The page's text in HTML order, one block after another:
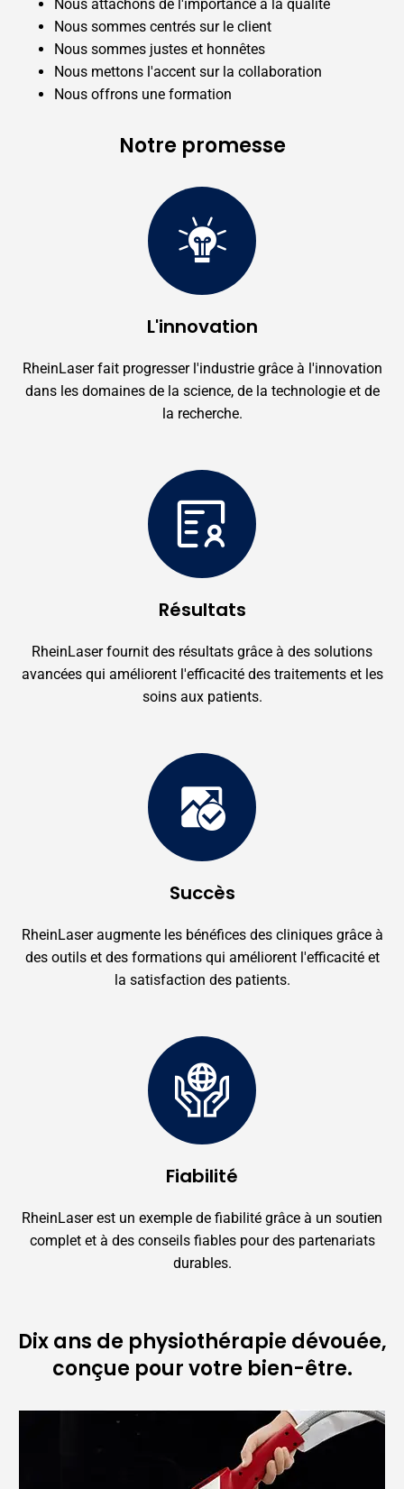
Nous attachons de l'importance à la qualité
Nous sommes centrés sur le client
Nous sommes justes et honnêtes
Nous mettons l'accent sur la collaboration
Nous offrons une formation
Notre promesse
L'innovation
RheinLaser fait progresser l'industrie grâce à l'innovation
dans les domaines de la science, de la technologie et de
la recherche.
Résultats
RheinLaser fournit des résultats grâce à des solutions
avancées qui améliorent l'efficacité des traitements et les
soins aux patients.
Succès
RheinLaser augmente les bénéfices des cliniques grâce à
des outils et des formations qui améliorent l'efficacité et
la satisfaction des patients.
Fiabilité
RheinLaser est un exemple de fiabilité grâce à un soutien
complet et à des conseils fiables pour des partenariats
durables.
Dix ans de physiothérapie dévouée,
conçue pour votre bien-être.